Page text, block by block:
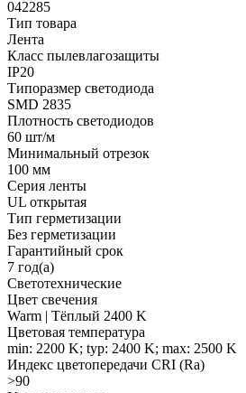
042285
Тип товара
Лента
Класс пылевлагозащиты
IP20
Типоразмер светодиода
SMD 2835
Плотность светодиодов
60 шт/м
Минимальный отрезок
100 мм
Серия ленты
UL открытая
Тип герметизации
Без герметизации
Гарантийный срок
7 год(а)
Светотехнические
Цвет свечения
Warm | Тёплый 2400 K
Цветовая температура
min: 2200 K; typ: 2400 K; max: 2500 K
Индекс цветопередачи CRI (Ra)
>90